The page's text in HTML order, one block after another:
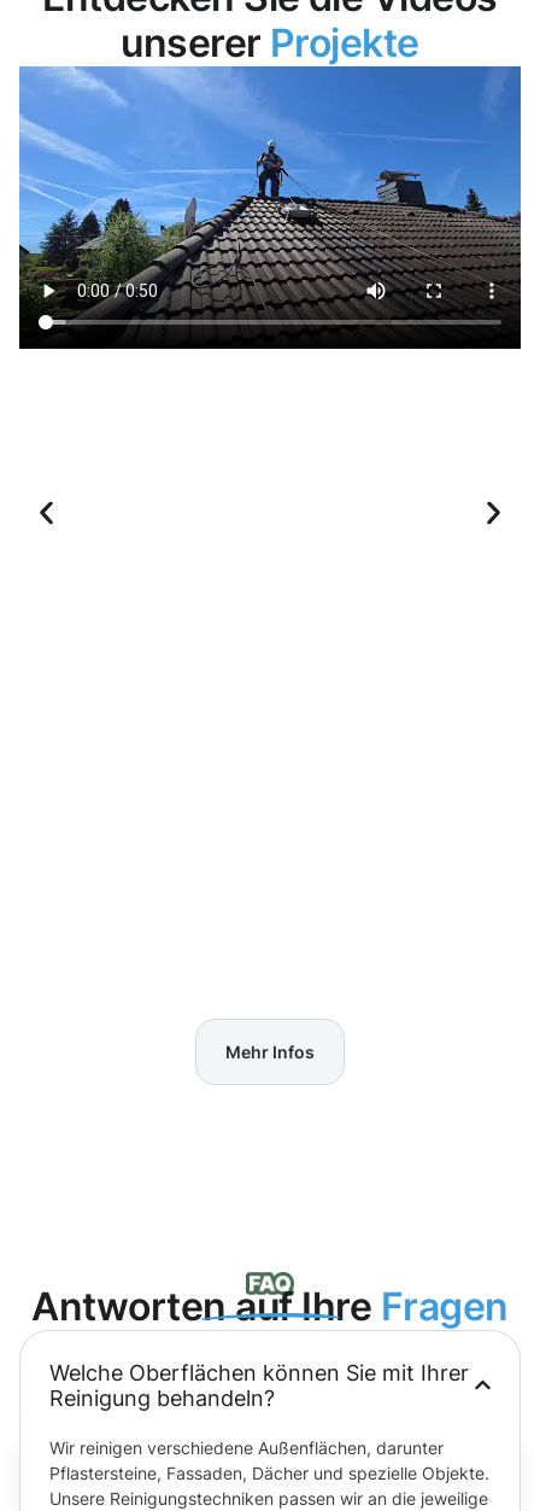
unserer Projekte
Mehr Infos
Antworten auf Ihre Fragen
Welche Oberflächen können Sie mit Ihrer
Reinigung behandeln?
Wir reinigen verschiedene Außenflächen, darunter
Pflastersteine, Fassaden, Dächer und spezielle Objekte.
Unsere Reinigungstechniken passen wir an die jeweilige